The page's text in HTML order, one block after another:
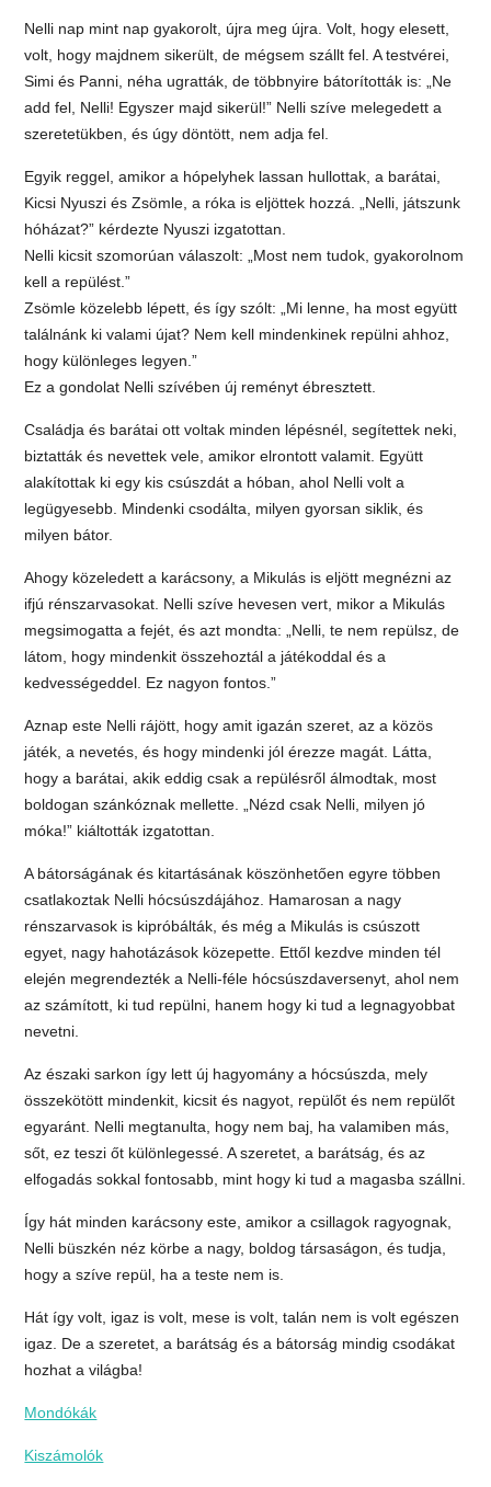
Nelli nap mint nap gyakorolt, újra meg újra. Volt, hogy elesett,
volt, hogy majdnem sikerült, de mégsem szállt fel. A testvérei,
Simi és Panni, néha ugratták, de többnyire bátorították is: „Ne
add fel, Nelli! Egyszer majd sikerül!” Nelli szíve melegedett a
szeretetükben, és úgy döntött, nem adja fel.
Egyik reggel, amikor a hópelyhek lassan hullottak, a barátai,
Kicsi Nyuszi és Zsömle, a róka is eljöttek hozzá. „Nelli, játszunk
hóházat?” kérdezte Nyuszi izgatottan.
Nelli kicsit szomorúan válaszolt: „Most nem tudok, gyakorolnom
kell a repülést.”
Zsömle közelebb lépett, és így szólt: „Mi lenne, ha most együtt
találnánk ki valami újat? Nem kell mindenkinek repülni ahhoz,
hogy különleges legyen.”
Ez a gondolat Nelli szívében új reményt ébresztett.
Családja és barátai ott voltak minden lépésnél, segítettek neki,
biztatták és nevettek vele, amikor elrontott valamit. Együtt
alakítottak ki egy kis csúszdát a hóban, ahol Nelli volt a
legügyesebb. Mindenki csodálta, milyen gyorsan siklik, és
milyen bátor.
Ahogy közeledett a karácsony, a Mikulás is eljött megnézni az
ifjú rénszarvasokat. Nelli szíve hevesen vert, mikor a Mikulás
megsimogatta a fejét, és azt mondta: „Nelli, te nem repülsz, de
látom, hogy mindenkit összehoztál a játékoddal és a
kedvességeddel. Ez nagyon fontos.”
Aznap este Nelli rájött, hogy amit igazán szeret, az a közös
játék, a nevetés, és hogy mindenki jól érezze magát. Látta,
hogy a barátai, akik eddig csak a repülésről álmodtak, most
boldogan szánkóznak mellette. „Nézd csak Nelli, milyen jó
móka!” kiáltották izgatottan.
A bátorságának és kitartásának köszönhetően egyre többen
csatlakoztak Nelli hócsúszdájához. Hamarosan a nagy
rénszarvasok is kipróbálták, és még a Mikulás is csúszott
egyet, nagy hahotázások közepette. Ettől kezdve minden tél
elején megrendezték a Nelli-féle hócsúszdaversenyt, ahol nem
az számított, ki tud repülni, hanem hogy ki tud a legnagyobbat
nevetni.
Az északi sarkon így lett új hagyomány a hócsúszda, mely
összekötött mindenkit, kicsit és nagyot, repülőt és nem repülőt
egyaránt. Nelli megtanulta, hogy nem baj, ha valamiben más,
sőt, ez teszi őt különlegessé. A szeretet, a barátság, és az
elfogadás sokkal fontosabb, mint hogy ki tud a magasba szállni.
Így hát minden karácsony este, amikor a csillagok ragyognak,
Nelli büszkén néz körbe a nagy, boldog társaságon, és tudja,
hogy a szíve repül, ha a teste nem is.
Hát így volt, igaz is volt, mese is volt, talán nem is volt egészen
igaz. De a szeretet, a barátság és a bátorság mindig csodákat
hozhat a világba!
Mondókák
Kiszámolók